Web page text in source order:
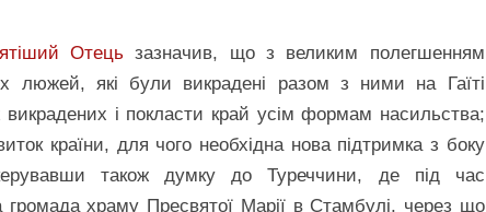
Отець зазначив, що з великим полегшенням
люжей, які були викрадені разом з ними на Гаїті
і покласти край усім формам насильства;
країни, для чого необхідна нова підтримка з боку
також думку до Туреччини, де під час
громада храму Пресвятої Марії в Стамбулі, через що